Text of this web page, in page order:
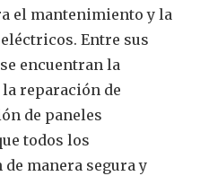
el mantenimiento y la
Entre sus
encuentran la
reparación de
de paneles
todos los
manera segura y